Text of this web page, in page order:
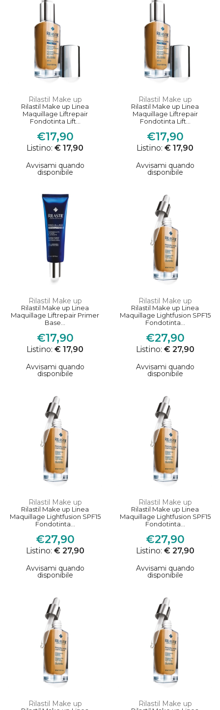
Rilastil Make up
Rilastil Make up Linea
Maquillage Liftrepair
Fondotinta Lift...
€17,90
Listino: € 17,90
Avvisami quando
disponibile
Rilastil Make up
Rilastil Make up Linea
Maquillage Liftrepair
Fondotinta Lift...
€17,90
Listino: € 17,90
Avvisami quando
disponibile
Rilastil Make up
Rilastil Make up Linea
Maquillage Liftrepair Primer
Base...
€17,90
Listino: € 17,90
Avvisami quando
disponibile
Rilastil Make up
Rilastil Make up Linea
Maquillage Lightfusion SPF15
Fondotinta...
€27,90
Listino: € 27,90
Avvisami quando
disponibile
Rilastil Make up
Rilastil Make up Linea
Maquillage Lightfusion SPF15
Fondotinta...
€27,90
Listino: € 27,90
Avvisami quando
disponibile
Rilastil Make up
Rilastil Make up Linea
Maquillage Lightfusion SPF15
Fondotinta...
€27,90
Listino: € 27,90
Avvisami quando
disponibile
Rilastil Make up Rilastil Make up